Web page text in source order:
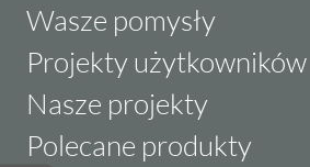
Wasze pomysły
Projekty użytkowników
Nasze projekty
Polecane produkty